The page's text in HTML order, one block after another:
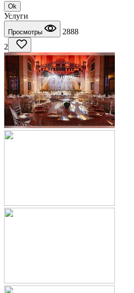
Ok
Услуги
Просмотры
2888
2